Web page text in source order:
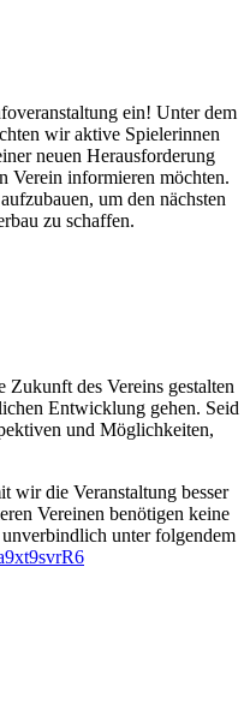
ein! Unter dem
wir aktive Spielerinnen
neuen Herausforderung
Verein informieren möchten.
um den nächsten
zu schaffen.
Zukunft des Vereins gestalten
Entwicklung gehen. Seid
und Möglichkeiten,
wir die Veranstaltung besser
Vereinen benötigen keine
unter folgendem